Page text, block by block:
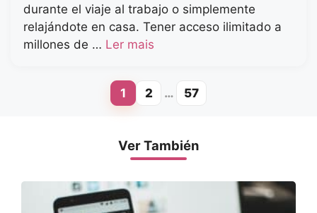
durante el viaje al trabajo o simplemente
relajándote en casa. Tener acceso ilimitado a
millones de … Ler mais
Page
1 Page
2 … Page
57
Ver También